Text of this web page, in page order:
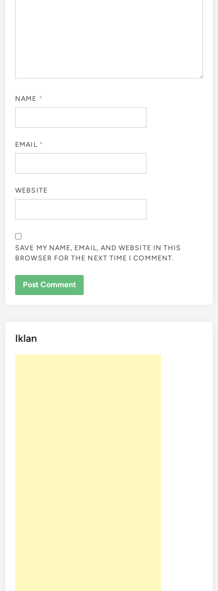
NAME *
EMAIL *
WEBSITE
SAVE MY NAME, EMAIL, AND WEBSITE IN THIS
BROWSER FOR THE NEXT TIME I COMMENT.
Iklan